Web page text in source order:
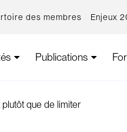
des membres Enjeux
Publications
que de limiter